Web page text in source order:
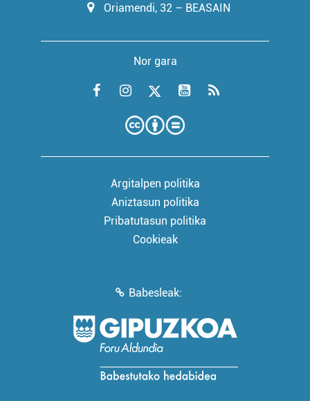
Oriamendi, 32 – BEASAIN
Nor gara
Argitalpen politika
Aniztasun politika
Pribatutasun politika
Cookieak
Babesleak: